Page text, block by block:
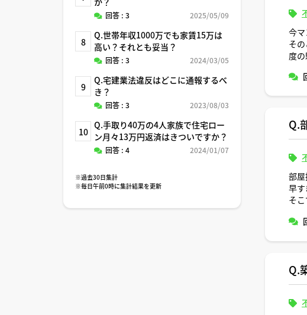
回答 : 3 2025/05/09
8
Q.世帯年収1000万でも家賃15万は
高い？それとも妥当？
回答 : 3 2024/03/05
9
Q.宅建業法違反はどこに通報するべ
き？
回答 : 3 2023/08/03
10
Q.手取り40万の4人家族で住宅ロー
ン月々13万円返済はきついですか？
回答 : 4 2024/01/07
※過去30日集計
※毎日午前0時に集計結果を更新
今
そ
度
換
あ
ど
Q.
部
早
そ
Q.